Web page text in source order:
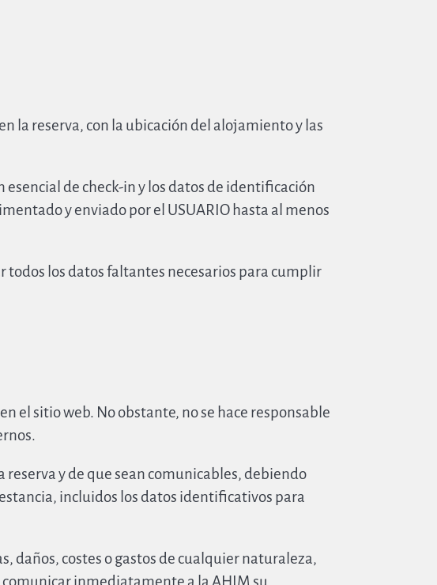
la reserva, con la ubicación del alojamiento y las
de check-in y los datos de identificación
y enviado por el USUARIO hasta al menos
todos los datos faltantes necesarios para cumplir
el sitio web. No obstante, no se hace responsable
reserva y de que sean comunicables, debiendo
incluidos los datos identificativos para
daños, costes o gastos de cualquier naturaleza,
inmediatamente a la AHIM su